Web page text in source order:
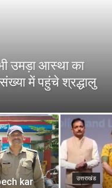
उमड़ा आस्था का
में पहुंचे श्रद्धालु
kar
उत्तराखंड